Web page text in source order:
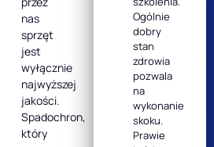
nas
sprzęt
jest
wyłącznie
najwyższej
jakości.
Spadochron,
który
Ogólnie
dobry
stan
zdrowia
pozwala
na
wykonanie
skoku.
Prawie